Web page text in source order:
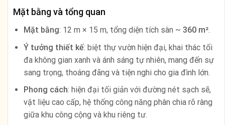
Mặt bằng và tổng quan
Mặt bằng: 12 m × 15 m, tổng diện tích sàn ~ 360 m².
Ý tưởng thiết kế: biệt thự vườn hiện đại, khai thác tối
đa không gian xanh và ánh sáng tự nhiên, mang đến sự
sang trọng, thoáng đãng và tiện nghi cho gia đình lớn.
Phong cách: hiện đại tối giản với đường nét sạch sẽ,
vật liệu cao cấp, hệ thống công năng phân chia rõ ràng
giữa khu công cộng và khu riêng tư.